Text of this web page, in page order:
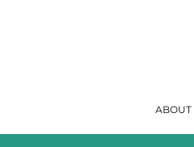
ABOUT